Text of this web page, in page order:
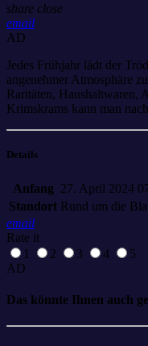
share close
email
AD
Jedes Frühjahr lädt der
angenehmer Atmosphäre
Raritäten, Haushaltwaren,
Krimskrams kann man
Details
Anfang 27. April 2024
Standort Rund um die
email
Rate it
1
2 3 4
5
AD
Das könnte Ihnen auch